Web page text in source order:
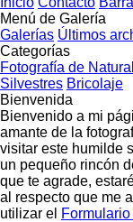
Menú de Galería
Galerías Últimos
Categorías
Fotografía de
Silvestres Bricolaje
Bienvenida
Bienvenido a mi
amante de la
visitar este humilde
un pequeño rincón
que te agrade,
al respecto que me
utilizar el